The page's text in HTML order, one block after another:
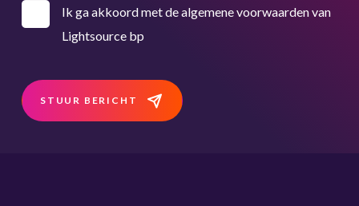
Ik ga akkoord met de algemene voorwaarden van
Lightsource bp
STUUR BERICHT